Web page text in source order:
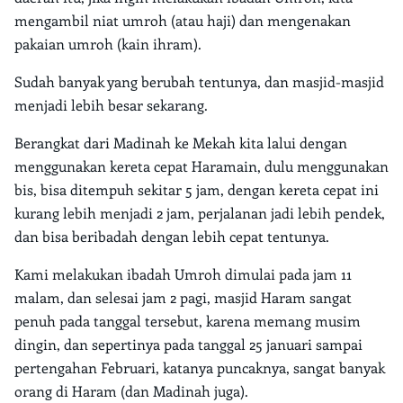
mengambil niat umroh (atau haji) dan mengenakan
pakaian umroh (kain ihram).
Sudah banyak yang berubah tentunya, dan masjid-masjid
menjadi lebih besar sekarang.
Berangkat dari Madinah ke Mekah kita lalui dengan
menggunakan kereta cepat Haramain, dulu menggunakan
bis, bisa ditempuh sekitar 5 jam, dengan kereta cepat ini
kurang lebih menjadi 2 jam, perjalanan jadi lebih pendek,
dan bisa beribadah dengan lebih cepat tentunya.
Kami melakukan ibadah Umroh dimulai pada jam 11
malam, dan selesai jam 2 pagi, masjid Haram sangat
penuh pada tanggal tersebut, karena memang musim
dingin, dan sepertinya pada tanggal 25 januari sampai
pertengahan Februari, katanya puncaknya, sangat banyak
orang di Haram (dan Madinah juga).